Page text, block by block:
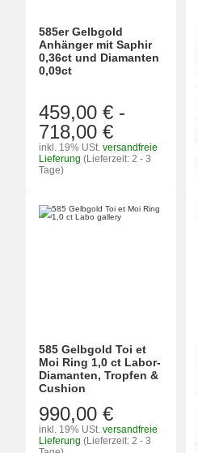
585er Gelbgold
Anhänger mit Saphir
0,36ct und Diamanten
0,09ct
459,00 € -
718,00 €
inkl. 19% USt. versandfreie
Lieferung (Lieferzeit: 2 - 3
Tage)
585 Gelbgold Toi et
Moi Ring 1,0 ct Labor-
Diamanten, Tropfen &
Cushion
990,00 €
inkl. 19% USt. versandfreie
Lieferung (Lieferzeit: 2 - 3